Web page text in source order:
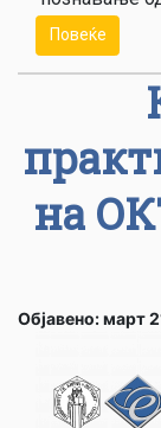
Повеќе
на
Објавено: март